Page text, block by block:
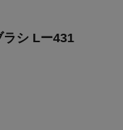
シ Lー431